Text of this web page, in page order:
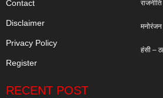
Contact
Disclaimer
Privacy Policy
Register
राजनीति
मनोरंजन
हंसी –
RECENT POST